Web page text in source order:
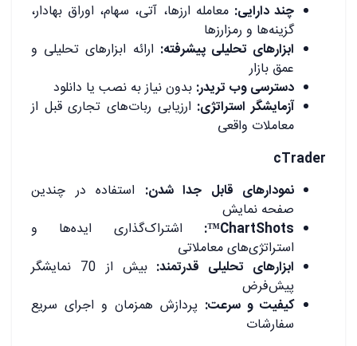
چند دارایی: معامله ارزها، آتی، سهام، اوراق بهادار،
گزینه‌ها و رمزارزها
ابزارهای تحلیلی پیشرفته: ارائه ابزارهای تحلیلی و
عمق بازار
دسترسی وب تریدر: بدون نیاز به نصب یا دانلود
آزمایشگر استراتژی: ارزیابی ربات‌های تجاری قبل از
معاملات واقعی
cTrader
نمودارهای قابل جدا شدن: استفاده در چندین
صفحه نمایش
ChartShots™:
اشتراک‌گذاری ایده‌ها و
استراتژی‌های معاملاتی
ابزارهای تحلیلی قدرتمند:
بیش از 70 نمایشگر
پیش‌فرض
کیفیت و سرعت: پردازش همزمان و اجرای سریع
سفارشات